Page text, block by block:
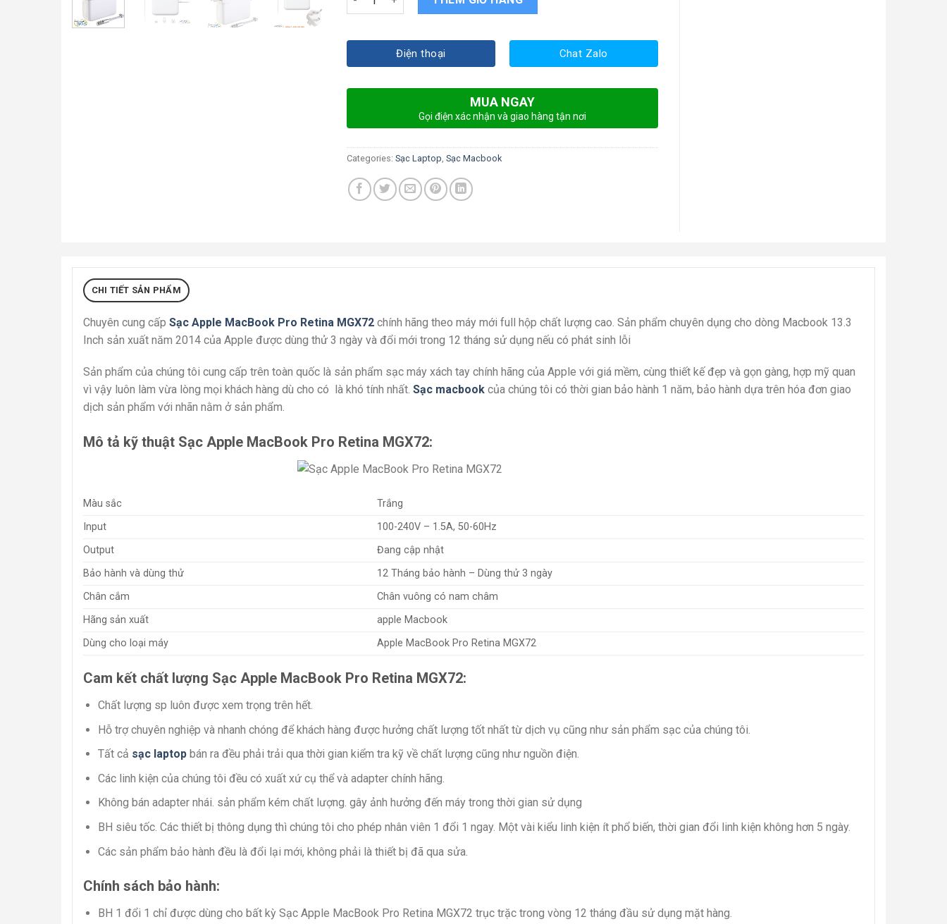
Điện thoại Chat Zalo
MUA NGAY
Gọi điện xác nhận và giao hàng tận nơi
Categories: Sạc Laptop Sạc Macbook
CHI TIẾT SẢN PHẨM
Chuyên cung cấp Sạc Apple MacBook Pro Retina MGX72 chính hãng theo máy mới full hộp chất lượng cao. Sản phẩm chuyên dụng cho dòng Macbook 13.3
Inch sản xuất năm 2014 của Apple được dùng thử 3 ngày và đổi mới trong 12 tháng sử dụng nếu có phát sinh lỗi
Sản phẩm của chúng tôi cung cấp trên toàn quốc là sản phẩm sạc máy xách tay chính hãng của Apple với giá mềm, cùng thiết kế đẹp và gọn gàng, hợp mỹ quan
vì vậy luôn làm vừa lòng mọi khách hàng dù cho có là khó tính nhất. Sạc macbook của chúng tôi có thời gian bảo hành 1 năm, bảo hành dựa trên hóa đơn giao
dịch sản phẩm với nhãn nằm ở sản phẩm.
Mô tả kỹ thuật Sạc Apple MacBook Pro Retina MGX72:
Màu sắc
Trắng
Input
100-240V – 1.5A, 50-60Hz
Output
Đang cập nhật
Bảo hành và dùng thử
12 Tháng bảo hành – Dùng thử 3 ngày
Chân cắm
Chân vuông có nam châm
Hãng sản xuất
apple Macbook
Dùng cho loại máy
Apple MacBook Pro Retina MGX72
Cam kết chất lượng Sạc Apple MacBook Pro Retina MGX72:
Chất lượng sp luôn được xem trọng trên hết.
Hỗ trợ chuyên nghiệp và nhanh chóng để khách hàng được hưởng chất lượng tốt nhất từ dịch vụ cũng như sản phẩm sạc của chúng tôi.
Tất cả sạc laptopbán ra đều phải trải qua thời gian kiểm tra kỹ về chất lượng cũng như nguồn điện.
Các linh kiện của chúng tôi đều có xuất xứ cụ thể và adapter chính hãng.
Không bán adapter nhái. sản phẩm kém chất lượng. gây ảnh hưởng đến máy trong thời gian sử dụng
BH siêu tốc. Các thiết bị thông dụng thì chúng tôi cho phép nhân viên 1 đổi 1 ngay. Một vài kiểu linh kiện ít phổ biến, thời gian đổi linh kiện không hơn 5 ngày.
Các sản phẩm bảo hành đều là đổi lại mới, không phải là thiết bị đã qua sửa.
Chính sách bảo hành:
BH 1 đổi 1 chỉ được dùng cho bất kỳ Sạc Apple MacBook Pro Retina MGX72 trục trặc trong vòng 12 tháng đầu sử dụng mặt hàng.